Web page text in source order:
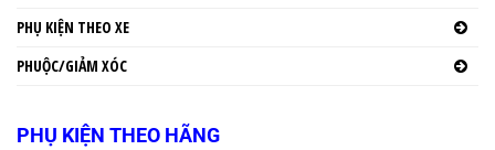
PHỤ KIỆN THEO XE
PHUỘC/GIẢM XÓC
PHỤ KIỆN THEO HÃNG